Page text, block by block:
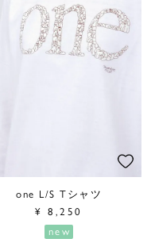
one L/S Tシャツ
¥ 8,250
new